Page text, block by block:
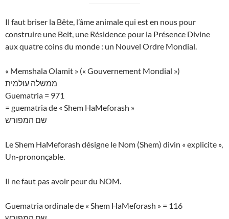
Il faut briser la Bête, l’âme animale qui est en nous pour
construire une Beit, une Résidence pour la Présence Divine
aux quatre coins du monde : un Nouvel Ordre Mondial.
« Memshala Olamit » (« Gouvernement Mondial »)
ממשלה עולמית
Guematria = 971
= guematria de « Shem HaMeforash »
שם המפורש
Le Shem HaMeforash désigne le Nom (Shem) divin « explicite »,
Un-prononçable.
Il ne faut pas avoir peur du NOM.
Guematria ordinale de « Shem HaMeforash » = 116